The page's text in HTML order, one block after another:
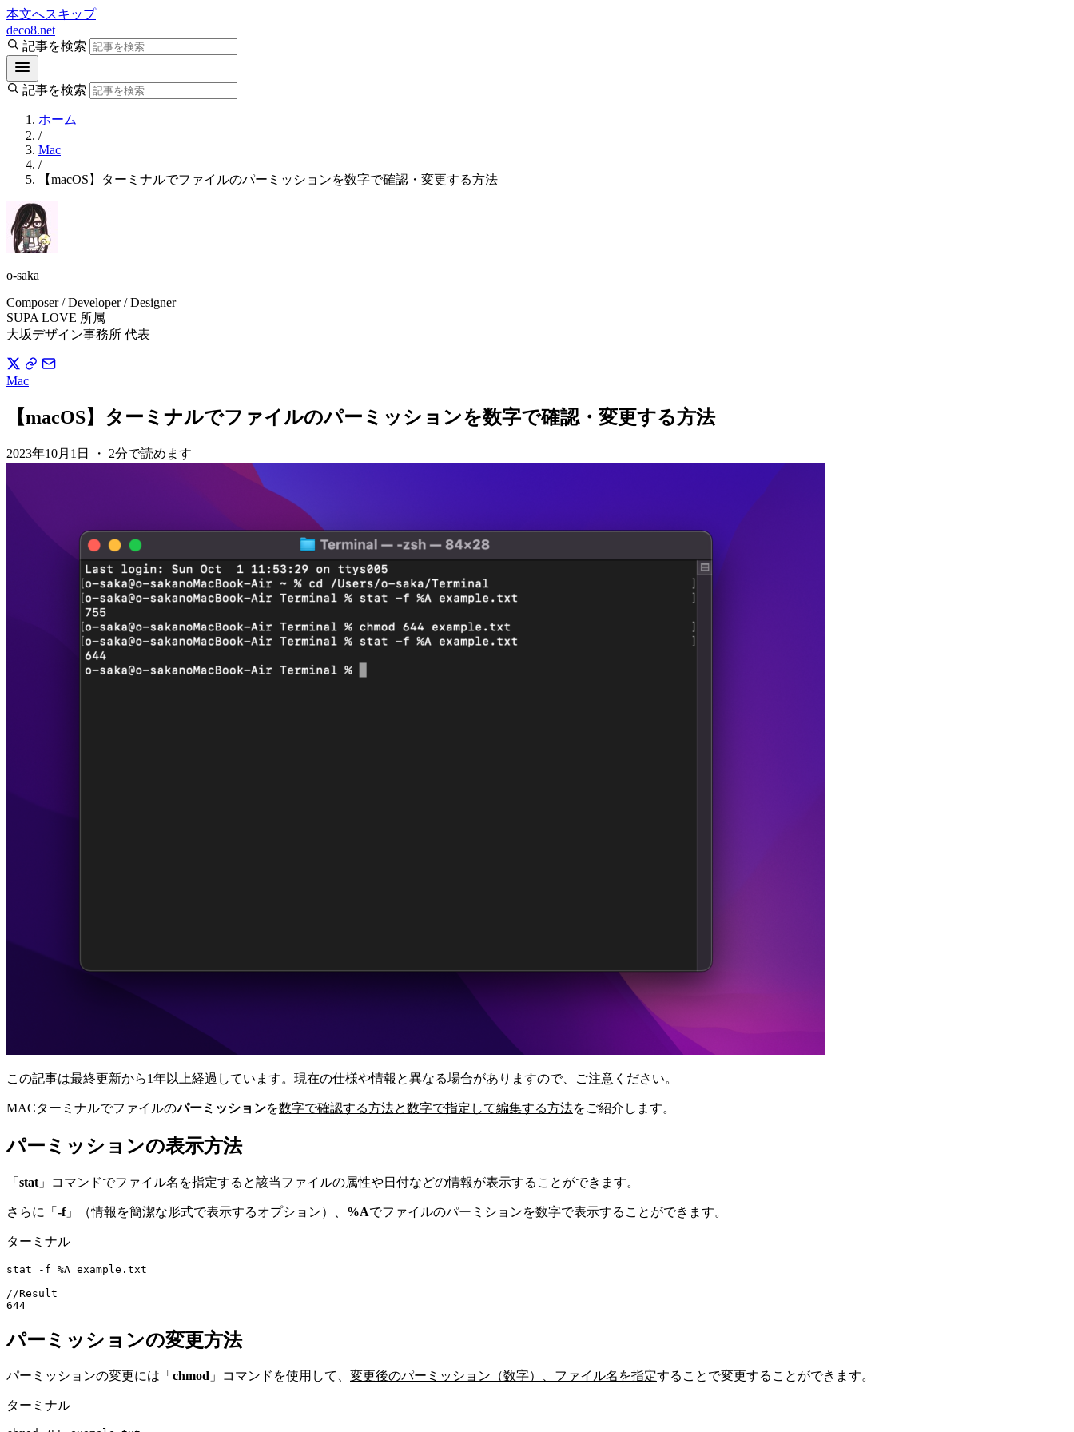
本文へスキップ
deco8.net
記事を検索
記事を検索
ホーム
/
Mac
/
【macOS】ターミナルでファイルのパーミッションを数字で確認・変更する方法
o-saka
Composer / Developer / Designer
SUPA LOVE 所属
大坂デザイン事務所 代表
Mac
【macOS】ターミナルでファイルのパーミッションを数字で確認・変更する方法
2023年10月1日 ・ 2分で読めます
この記事は最終更新から1年以上経過しています。現在の仕様や情報と異なる場合がありますので、ご注意ください。
MACターミナルでファイルのパーミッションを数字で確認する方法と数字で指定して編集する方法をご紹介します。
パーミッションの表示方法
「 stat 」コマンドでファイル名を指定すると該当ファイルの属性や日付などの情報が表示することができます。
さらに「 -f」（情報を簡潔な形式で表示するオプション）、 %Aでファイルのパーミションを数字で表示することができます。
ターミナル
stat -f %A example.txt
//Result
644
パーミッションの変更方法
パーミッションの変更には「 chmod 」コマンドを使用して、 変更後のパーミッション（数字）、ファイル名を指定することで変更することができます。
ターミナル